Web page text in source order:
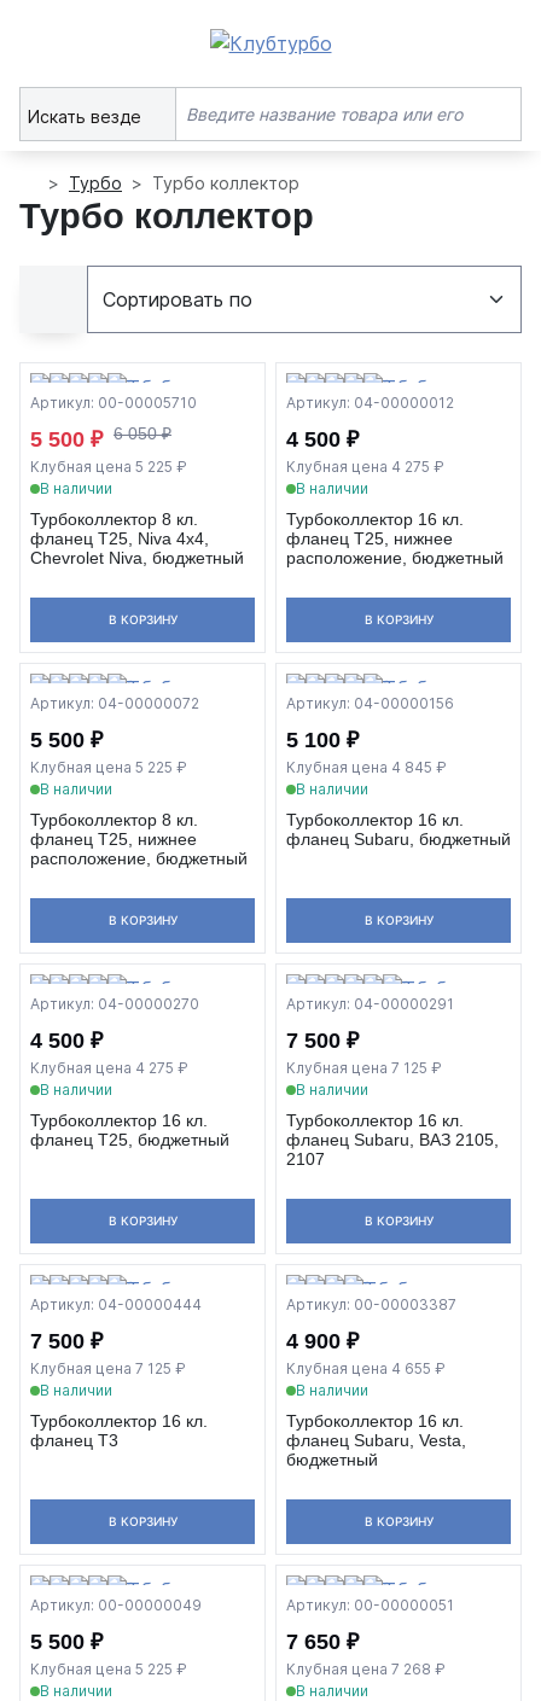
Искать везде
Турбо Турбо коллектор
Турбо коллектор
Артикул: 00-00005710
5 500 ₽ 6 050 ₽
Клубная цена 5 225 ₽
В наличии
Турбоколлектор 8 кл.
фланец Т25, Niva 4x4,
Chevrolet Niva, бюджетный
В КОРЗИНУ
Артикул: 04-00000012
4 500 ₽
Клубная цена 4 275 ₽
В наличии
Турбоколлектор 16 кл.
фланец T25, нижнее
расположение, бюджетный
В КОРЗИНУ
Артикул: 04-00000072
5 500 ₽
Клубная цена 5 225 ₽
В наличии
Турбоколлектор 8 кл.
фланец T25, нижнее
расположение, бюджетный
В КОРЗИНУ
Артикул: 04-00000156
5 100 ₽
Клубная цена 4 845 ₽
В наличии
Турбоколлектор 16 кл.
фланец Subaru, бюджетный
В КОРЗИНУ
Артикул: 04-00000270
4 500 ₽
Клубная цена 4 275 ₽
В наличии
Турбоколлектор 16 кл.
фланец T25, бюджетный
В КОРЗИНУ
Артикул: 04-00000291
7 500 ₽
Клубная цена 7 125 ₽
В наличии
Турбоколлектор 16 кл.
фланец Subaru, ВАЗ 2105,
2107
В КОРЗИНУ
Артикул: 04-00000444
7 500 ₽
Клубная цена 7 125 ₽
В наличии
Турбоколлектор 16 кл.
фланец Т3
В КОРЗИНУ
Артикул: 00-00003387
4 900 ₽
Клубная цена 4 655 ₽
В наличии
Турбоколлектор 16 кл.
фланец Subaru, Vesta,
бюджетный
В КОРЗИНУ
Артикул: 00-00000049
5 500 ₽
Клубная цена 5 225 ₽
В наличии
Артикул: 00-00000051
7 650 ₽
Клубная цена 7 268 ₽
В наличии